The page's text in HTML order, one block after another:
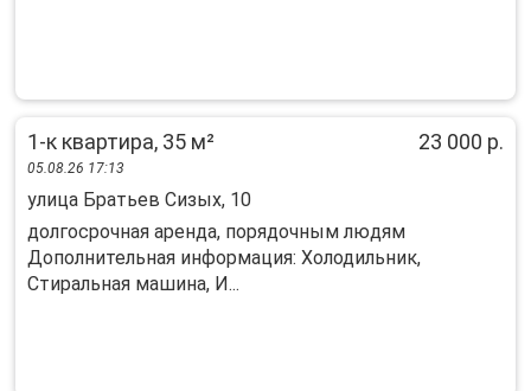
1-к квартира, 35 м² 23 000 р.
05.08.26 17:13
улица Братьев Сизых, 10
долгосрочная аренда, порядочным людям
Дополнительная информация: Холодильник,
Стиральная машина, И...